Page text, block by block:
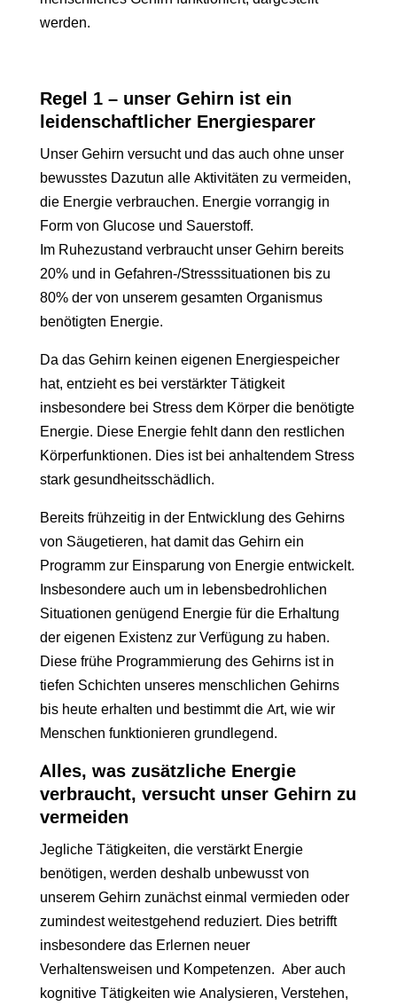
werden.
Regel 1 – unser Gehirn ist ein
leidenschaftlicher Energiesparer
Unser Gehirn versucht und das auch ohne unser
bewusstes Dazutun alle Aktivitäten zu vermeiden,
die Energie verbrauchen. Energie vorrangig in
Form von Glucose und Sauerstoff.
Im Ruhezustand verbraucht unser Gehirn bereits
20% und in Gefahren-/Stresssituationen bis zu
80% der von unserem gesamten Organismus
benötigten Energie.
Da das Gehirn keinen eigenen Energiespeicher
hat, entzieht es bei verstärkter Tätigkeit
insbesondere bei Stress dem Körper die benötigte
Energie. Diese Energie fehlt dann den restlichen
Körperfunktionen. Dies ist bei anhaltendem Stress
stark gesundheitsschädlich.
Bereits frühzeitig in der Entwicklung des Gehirns
von Säugetieren, hat damit das Gehirn ein
Programm zur Einsparung von Energie entwickelt.
Insbesondere auch um in lebensbedrohlichen
Situationen genügend Energie für die Erhaltung
der eigenen Existenz zur Verfügung zu haben.
Diese frühe Programmierung des Gehirns ist in
tiefen Schichten unseres menschlichen Gehirns
bis heute erhalten und bestimmt die Art, wie wir
Menschen funktionieren grundlegend.
Alles, was zusätzliche Energie
verbraucht, versucht unser Gehirn zu
vermeiden
Jegliche Tätigkeiten, die verstärkt Energie
benötigen, werden deshalb unbewusst von
unserem Gehirn zunächst einmal vermieden oder
zumindest weitestgehend reduziert. Dies betrifft
insbesondere das Erlernen neuer
Verhaltensweisen und Kompetenzen. Aber auch
kognitive Tätigkeiten wie Analysieren, Verstehen,